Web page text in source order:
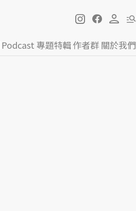
Podcast 專題特輯作者群關於我們